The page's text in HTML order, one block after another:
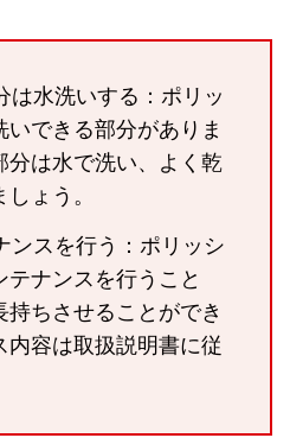
は水洗いする：ポリッ
いできる部分がありま
分は水で洗い、よく乾
ょう。
ンスを行う：ポリッシ
テナンスを行うこと
ちさせることができ
内容は取扱説明書に従